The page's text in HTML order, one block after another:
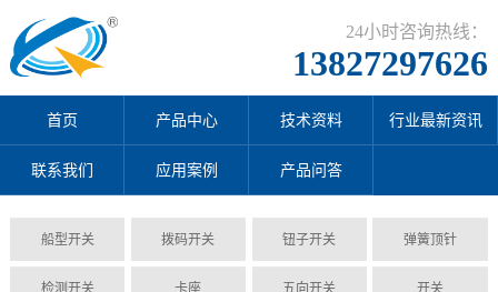
24小时咨询热线：
13827297626
首页 产品中心 技术资料 行业最新资讯
联系我们 应用案例 产品问答
船型开关 拨码开关 钮子开关 弹簧顶针
检测开关 卡座 五向开关 开关